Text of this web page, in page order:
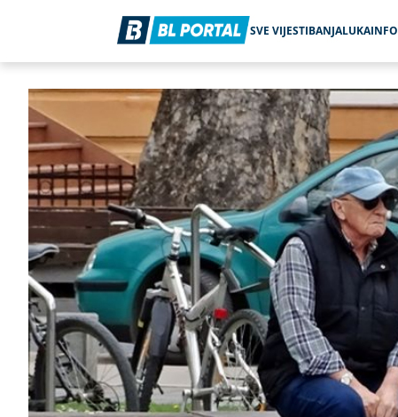
SVE VIJESTIBANJALUKAINFO